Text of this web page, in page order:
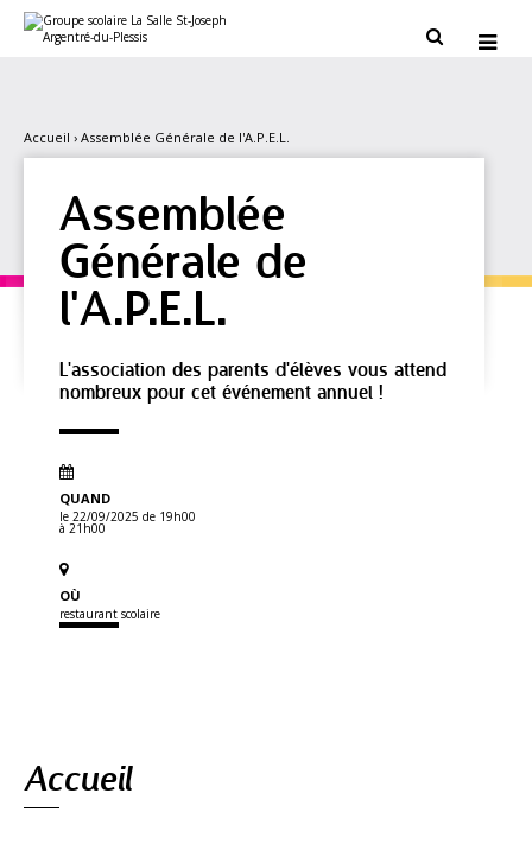
contenu.
personnels
 
Accueil › Assemblée Générale de l'A.P.E.L.
Assemblée
Générale de
l'A.P.E.L.
L'association des parents d'élèves vous attend
nombreux pour cet événement annuel !
QUAND
le 22/09/2025 de 19h00
à 21h00
OÙ
restaurant scolaire
Accueil